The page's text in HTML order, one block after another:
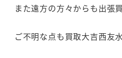
また遠方の方々からも出張
ご不明な点も買取大吉西友